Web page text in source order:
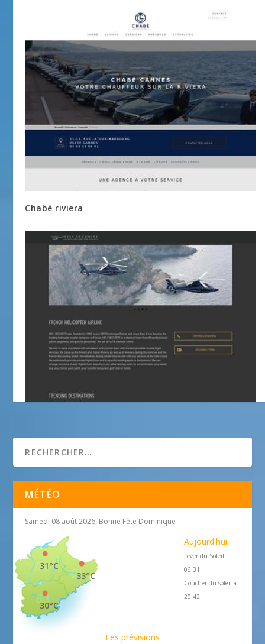
Chabé riviera
MÉTÉO
Samedi 08 août 2026, Bonne Fête Dominique
33°C
31°C
30°C
Aujourd'hui
Lever du Soleil
06:31
Coucher du soleil à
20:42
Les prévisions